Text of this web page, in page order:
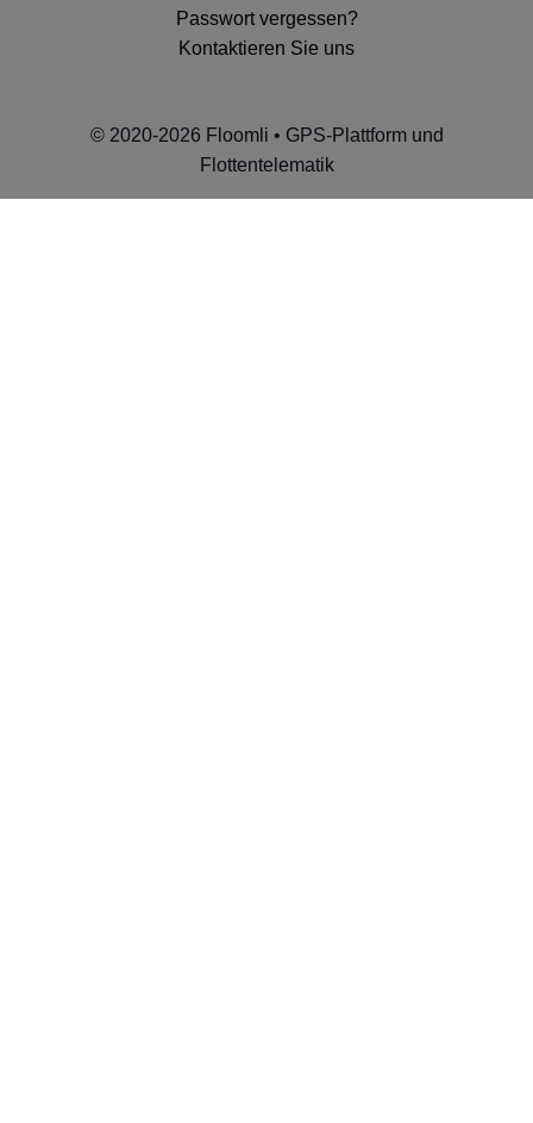
Passwort vergessen?
Kontaktieren Sie uns
© 2020-2026 Floomli • GPS-Plattform und
Flottentelematik